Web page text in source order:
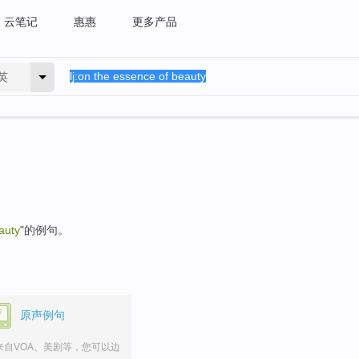
云笔记 惠惠 更多产品
"的例句。
原声例句
自VOA、美剧等，您可以边